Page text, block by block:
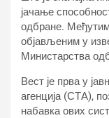
јачање
одбране.
објављеним у
Министарства
Вест је прва у
агенција (СТА),
набавка ових